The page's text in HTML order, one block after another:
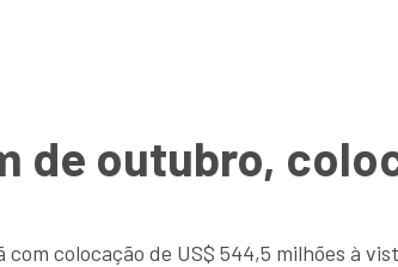
de outubro,
colocação de US$ 544,5 milhões à